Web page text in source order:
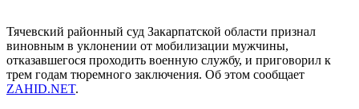
Тячевский районный суд Закарпатской области признал
виновным в уклонении от мобилизации мужчины,
отказавшегося проходить военную службу, и приговорил к
трем годам тюремного заключения. Об этом сообщает
ZAHID.NET.